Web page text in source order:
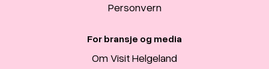
Personvern
For bransje og media
Om Visit Helgeland